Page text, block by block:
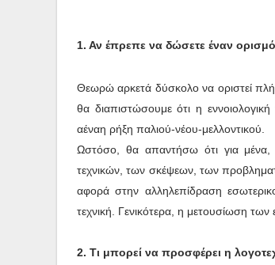
1. Αν έπρεπε να δώσετε έναν
Θεωρώ αρκετά δύσκολο να οριστεί
θα διαπιστώσουμε ότι η
αέναη ρήξη παλιού-νέου-μελλοντικού.
Ωστόσο, θα απαντήσω ότι για μένα,
τεχνικών, των σκέψεων, των
αφορά στην αλληλεπίδραση
τεχνική. Γενικότερα, η μετουσίωση
2. Τι μπορεί να προσφέρει η